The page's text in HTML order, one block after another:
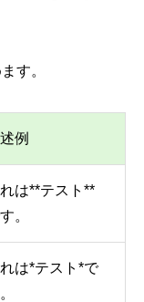
す。
例
は**テスト**
。
は*テスト*で